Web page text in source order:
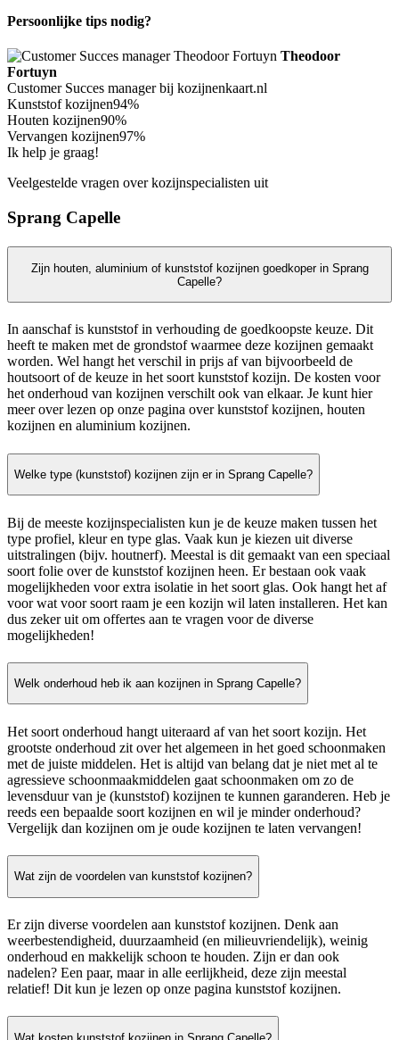
Persoonlijke tips nodig?
Theodoor
Fortuyn
Customer Succes manager bij kozijnenkaart.nl
Kunststof kozijnen94%
Houten kozijnen90%
Vervangen kozijnen97%
Ik help je graag!
Veelgestelde vragen over kozijnspecialisten uit
Sprang Capelle
Zijn houten, aluminium of kunststof kozijnen goedkoper in Sprang
Capelle?
In aanschaf is kunststof in verhouding de goedkoopste keuze. Dit
heeft te maken met de grondstof waarmee deze kozijnen gemaakt
worden. Wel hangt het verschil in prijs af van bijvoorbeeld de
houtsoort of de keuze in het soort kunststof kozijn. De kosten voor
het onderhoud van kozijnen verschilt ook van elkaar. Je kunt hier
meer over lezen op onze pagina over kunststof kozijnen, houten
kozijnen en aluminium kozijnen.
Welke type (kunststof) kozijnen zijn er in Sprang Capelle?
Bij de meeste kozijnspecialisten kun je de keuze maken tussen het
type profiel, kleur en type glas. Vaak kun je kiezen uit diverse
uitstralingen (bijv. houtnerf). Meestal is dit gemaakt van een speciaal
soort folie over de kunststof kozijnen heen. Er bestaan ook vaak
mogelijkheden voor extra isolatie in het soort glas. Ook hangt het af
voor wat voor soort raam je een kozijn wil laten installeren. Het kan
dus zeker uit om offertes aan te vragen voor de diverse
mogelijkheden!
Welk onderhoud heb ik aan kozijnen in Sprang Capelle?
Het soort onderhoud hangt uiteraard af van het soort kozijn. Het
grootste onderhoud zit over het algemeen in het goed schoonmaken
met de juiste middelen. Het is altijd van belang dat je niet met al te
agressieve schoonmaakmiddelen gaat schoonmaken om zo de
levensduur van je (kunststof) kozijnen te kunnen garanderen. Heb je
reeds een bepaalde soort kozijnen en wil je minder onderhoud?
Vergelijk dan kozijnen om je oude kozijnen te laten vervangen!
Wat zijn de voordelen van kunststof kozijnen?
Er zijn diverse voordelen aan kunststof kozijnen. Denk aan
weerbestendigheid, duurzaamheid (en milieuvriendelijk), weinig
onderhoud en makkelijk schoon te houden. Zijn er dan ook
nadelen? Een paar, maar in alle eerlijkheid, deze zijn meestal
relatief! Dit kun je lezen op onze pagina kunststof kozijnen.